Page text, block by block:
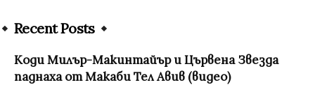
Recent Posts
Коди Милър-Макинтайър и Цървена Звезда
паднаха от Макаби Тел Авив (видео)